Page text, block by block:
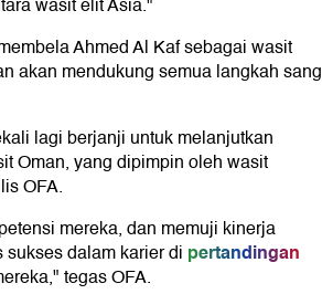
wasit elit Asia."
Ahmed Al Kaf sebagai wasit
akan mendukung semua langkah sang
lagi berjanji untuk melanjutkan
Oman, yang dipimpin oleh wasit
OFA.
mereka, dan memuji kinerja
sukses dalam karier di pertandingan
tegas OFA.